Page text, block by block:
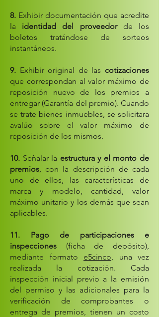
8. Exhibir documentación que acredite
la identidad del proveedor de los
boletos tratándose de sorteos
instantáneos.
9. Exhibir original de las cotizaciones
que correspondan al valor máximo de
reposición nuevo de los premios a
entregar (Garantía del premio). Cuando
se trate bienes inmuebles, se solicitara
avalúo sobre el valor máximo de
reposición de los mismos.
10. Señalar la estructura y el monto de
premios, con la descripción de cada
uno de ellos, las características de
marca y modelo, cantidad, valor
máximo unitario y los demás que sean
aplicables.
11.
Pago de participaciones e
inspecciones (ficha de depósito),
mediante formato e5cinco, una vez
realizada la cotización. Cada
inspección inicial previo a la emisión
del permiso y las adicionales para la
verificación de comprobantes o
entrega de premios, tienen un costo